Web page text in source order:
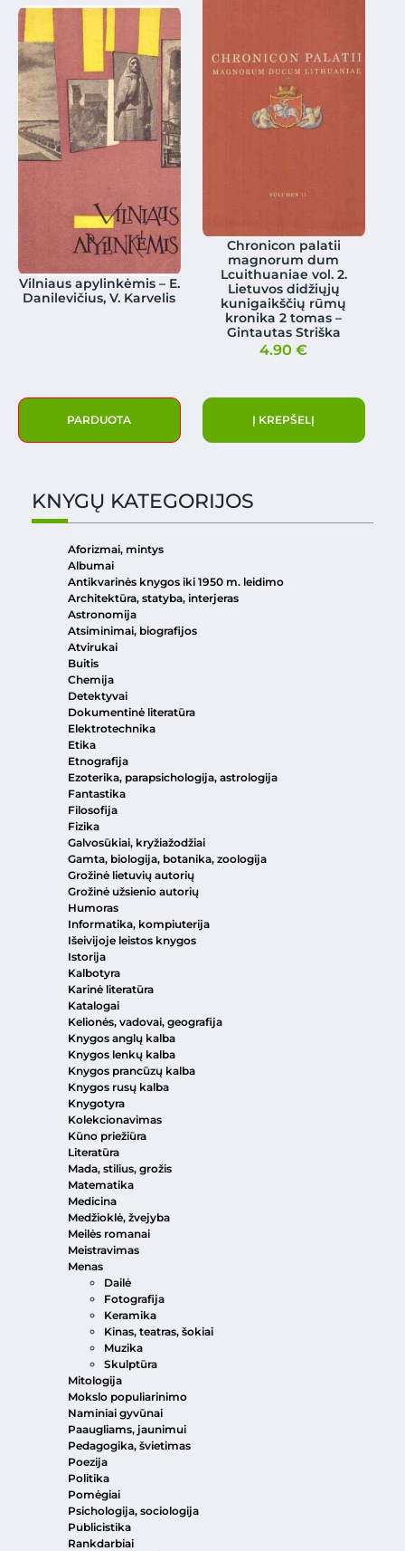
Vilniaus apylinkėmis – E.
Danilevičius, V. Karvelis
PARDUOTA
Chronicon palatii
magnorum dum
Lcuithuaniae vol. 2.
Lietuvos didžiųjų
kunigaikščių rūmų
kronika 2 tomas –
Gintautas Striška
4.90€
Į KREPŠELĮ
KNYGŲ KATEGORIJOS
Aforizmai, mintys
Albumai
Antikvarinės knygos iki 1950 m. leidimo
Architektūra, statyba, interjeras
Astronomija
Atsiminimai, biografijos
Atvirukai
Buitis
Chemija
Detektyvai
Dokumentinė literatūra
Elektrotechnika
Etika
Etnografija
Ezoterika, parapsichologija, astrologija
Fantastika
Filosofija
Fizika
Galvosūkiai, kryžiažodžiai
Gamta, biologija, botanika, zoologija
Grožinė lietuvių autorių
Grožinė užsienio autorių
Humoras
Informatika, kompiuterija
Išeivijoje leistos knygos
Istorija
Kalbotyra
Karinė literatūra
Katalogai
Kelionės, vadovai, geografija
Knygos anglų kalba
Knygos lenkų kalba
Knygos prancūzų kalba
Knygos rusų kalba
Knygotyra
Kolekcionavimas
Kūno priežiūra
Literatūra
Mada, stilius, grožis
Matematika
Medicina
Medžioklė, žvejyba
Meilės romanai
Meistravimas
Menas
Dailė
Fotografija
Keramika
Kinas, teatras, šokiai
Muzika
Skulptūra
Mitologija
Mokslo populiarinimo
Naminiai gyvūnai
Paaugliams, jaunimui
Pedagogika, švietimas
Poezija
Politika
Pomėgiai
Psichologija, sociologija
Publicistika
Rankdarbiai